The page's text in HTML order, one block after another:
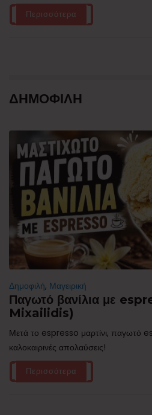
Περισσότερα
ΔΗΜΟΦΙΛΗ
Δημοφιλή, Μαγειρική
Παγωτό βανίλια με
Mixailidis)
Μετά το espresso μαρτίνι, παγωτό
καλοκαιρινές απολαύσεις!
Περισσότερα